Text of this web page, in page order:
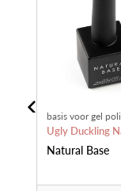
basis voor gel
Ugly Duckling
Natural Base